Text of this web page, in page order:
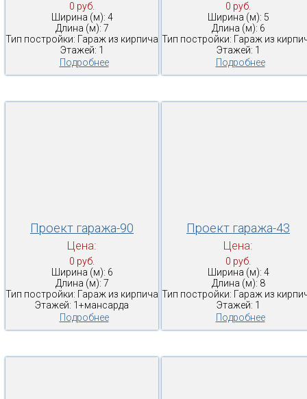
0 руб.
Ширина (м): 4
Длина (м): 7
Тип постройки: Гараж из кирпича
Этажей: 1
Подробнее
0 руб.
Ширина (м): 5
Длина (м): 6
Тип постройки: Гараж из
Этажей: 1
Подробнее
Проект гаража-90
Цена:
0 руб.
Ширина (м): 6
Длина (м): 7
Тип постройки: Гараж из кирпича
Этажей: 1+мансарда
Подробнее
Проект гаража-43
Цена:
0 руб.
Ширина (м): 4
Длина (м): 8
Тип постройки: Гараж из
Этажей: 1
Подробнее